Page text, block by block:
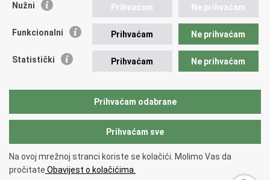
Republika Hrvatska
Trg N.Š. Zrinskog 7-8, 10000 Zagreb
fax: +385 (0)1 4551 795, +385 (0)1 4920 149
ministarstvo@mvep.hr
Copyright © 2026 Ministarstvo vanjskih i europskih poslova.
korištenja.Izjava o pristupačnosti.
Nužni Prihvaćam Ne prihvaćam
Funkcionalni Prihvaćam Ne prihvaćam
Statistički Prihvaćam Ne prihvaćam
Prihvaćam odabrane
Prihvaćam sve
Na ovoj mrežnoj stranci koriste se kolačići. Molimo Vas da
pročitate Obavijest o kolačićima.